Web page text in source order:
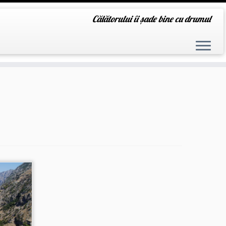
Călătorului îi șade bine cu drumul